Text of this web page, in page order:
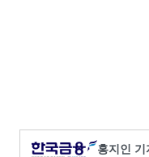
홍지인 기